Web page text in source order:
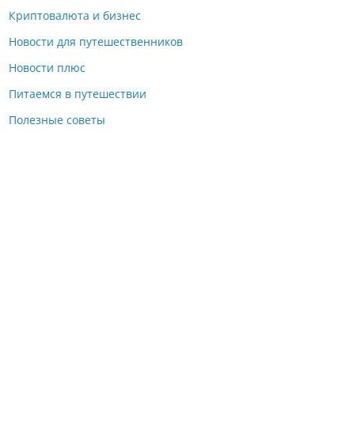
Криптовалюта и бизнес
Новости для путешественников
Новости плюс
Питаемся в путешествии
Полезные советы